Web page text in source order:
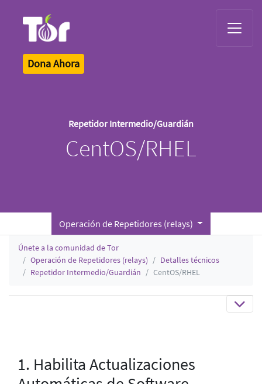
Dona Ahora
Repetidor Intermedio/Guardián
CentOS/RHEL
Operación de Repetidores (relays)
Únete a la comunidad de Tor
Operación de Repetidores (relays)
Detalles técnicos
Repetidor Intermedio/Guardián
CentOS/RHEL
1. Habilita Actualizaciones